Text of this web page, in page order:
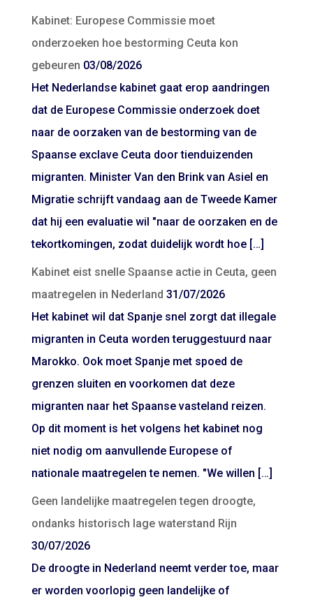
Kabinet: Europese Commissie moet
onderzoeken hoe bestorming Ceuta kon
gebeuren 03/08/2026
Het Nederlandse kabinet gaat erop aandringen
dat de Europese Commissie onderzoek doet
naar de oorzaken van de bestorming van de
Spaanse exclave Ceuta door tienduizenden
migranten. Minister Van den Brink van Asiel en
Migratie schrijft vandaag aan de Tweede Kamer
dat hij een evaluatie wil "naar de oorzaken en de
tekortkomingen, zodat duidelijk wordt hoe […]
Kabinet eist snelle Spaanse actie in Ceuta, geen
maatregelen in Nederland 31/07/2026
Het kabinet wil dat Spanje snel zorgt dat illegale
migranten in Ceuta worden teruggestuurd naar
Marokko. Ook moet Spanje met spoed de
grenzen sluiten en voorkomen dat deze
migranten naar het Spaanse vasteland reizen.
Op dit moment is het volgens het kabinet nog
niet nodig om aanvullende Europese of
nationale maatregelen te nemen. "We willen […]
Geen landelijke maatregelen tegen droogte,
ondanks historisch lage waterstand Rijn
30/07/2026
De droogte in Nederland neemt verder toe, maar
er worden voorlopig geen landelijke of